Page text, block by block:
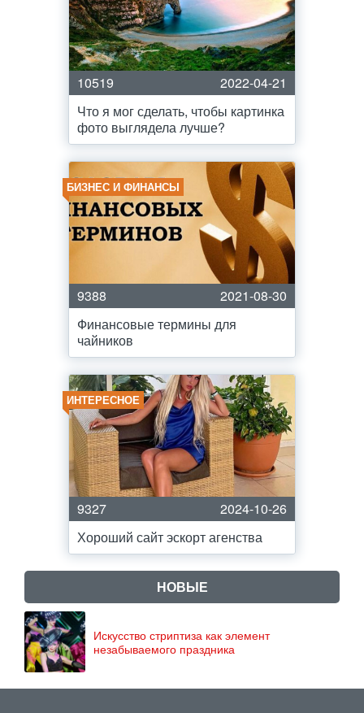
10519
2022-04-21
Что я мог сделать, чтобы картинка
фото выглядела лучше?
БИЗНЕС И ФИНАНСЫ
9388
2021-08-30
Финансовые термины для
чайников
ИНТЕРЕСНОЕ
9327
2024-10-26
Хороший сайт эскорт агенства
НОВЫЕ
Искусство стриптиза как элемент
незабываемого праздника